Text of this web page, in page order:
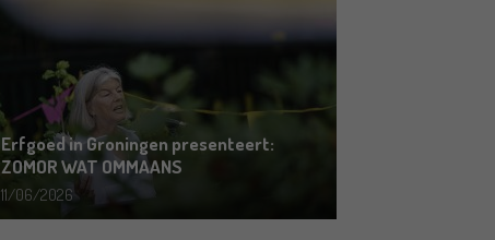
Erfgoed in Groningen presenteert:
ZOMOR WAT OMMAANS
11/06/2026